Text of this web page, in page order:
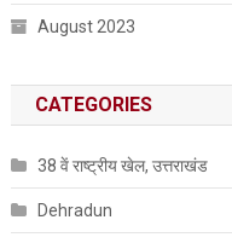
August 2023
CATEGORIES
38 वें राष्ट्रीय खेल, उत्तराखंड
Dehradun